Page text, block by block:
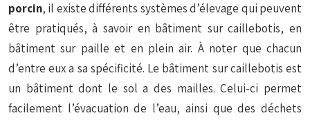
porcin, il existe différents systèmes d’élevage qui peuvent
être pratiqués, à savoir en bâtiment sur caillebotis, en
bâtiment sur paille et en plein air. À noter que chacun
d’entre eux a sa spécificité. Le bâtiment sur caillebotis est
un bâtiment dont le sol a des mailles. Celui-ci permet
facilement l’évacuation de l’eau, ainsi que des déchets